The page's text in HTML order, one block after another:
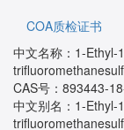
COA质检证书
中文名称：1-Ethyl-
CAS号：893443-
中文别名：1-Ethyl-